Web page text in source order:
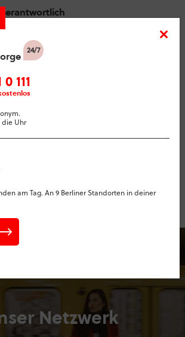
111
die Uhr
am Tag. An 9 Berliner Standorten in deiner
Kommission stellt eine Plattform zur
(OS) bereit:
consumers/odr/
finden Sie oben im Impressum.
Universal­
vor einer
teilzunehmen.
Netzwerk